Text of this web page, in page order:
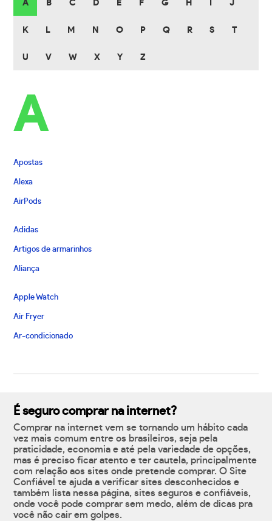
A B C D E F G H J
K L M N O P Q R S T
U V W X Y Z
A
Apostas
Alexa
AirPods
Adidas
Artigos de armarinhos
Aliança
Apple Watch
Air Fryer
Ar-condicionado
É seguro comprar na internet?
Comprar na internet vem se tornando um hábito cada
vez mais comum entre os brasileiros, seja pela
praticidade, economia e até pela variedade de opções,
mas é preciso ficar atento e ter cautela, principalmente
com relação aos sites onde pretende comprar. O Site
Confiável te ajuda a verificar sites desconhecidos e
também lista nessa página, sites seguros e confiáveis,
onde você pode comprar sem medo, além de dicas pra
você não cair em golpes.